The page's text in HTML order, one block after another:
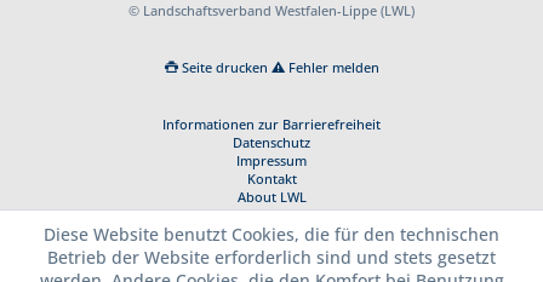
© Landschaftsverband Westfalen-Lippe (LWL)
Seite drucken Fehler melden
Informationen zur Barrierefreiheit
Datenschutz
Impressum
Kontakt
About LWL
Diese Website benutzt Cookies, die für den technischen
Betrieb der Website erforderlich sind und stets gesetzt